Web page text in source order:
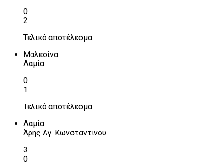
0
2
Τελικό αποτέλεσμα
Μαλεσίνα
Λαμία
0
1
Τελικό αποτέλεσμα
Λαμία
Άρης Αγ. Κωνσταντίνου
3
0